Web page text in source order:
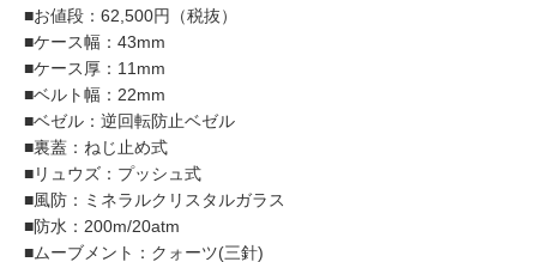
■お値段：62,500円（税抜）
■ケース幅：43mm
■ケース厚：11mm
■ベルト幅：22mm
■ベゼル：逆回転防止ベゼル
■裏蓋：ねじ止め式
■リュウズ：プッシュ式
■風防：ミネラルクリスタルガラス
■防水：200m/20atm
■ムーブメント：クォーツ(三針)